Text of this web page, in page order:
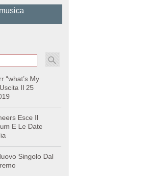
“what’s My
Il 25
Esce Il
E Le Date
Singolo Dal